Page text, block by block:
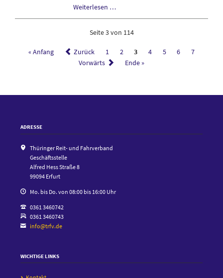
Weiterlesen …Auszeichnungen
für
besonderes
im
Ehrenamt
Seite 3 von 114
« Anfang Zurück 1 2 3 4 5 6
7
Vorwärts
Ende »
ADRESSE
Thüringer Reit- und Fahrverband
Geschäftsstelle
Alfred Hess Straße 8
99094 Erfurt
Mo. bis Do. von 08:00 bis 16:00 Uhr
0361 3460742
0361 3460743
info@trfv.de
WICHTIGE LINKS